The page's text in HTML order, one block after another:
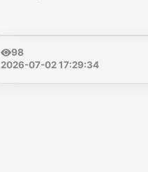
98
2026-07-02 17:29:34